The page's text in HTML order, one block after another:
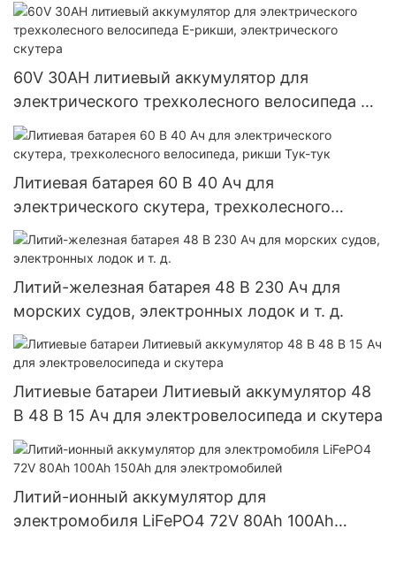
60V 30AH литиевый аккумулятор для
электрического трехколесного велосипеда E-
рикши, электрического скутера
Литиевая батарея 60 В 40 Ач для
электрического скутера, трехколесного
велосипеда, рикши Тук-тук
Литий-железная батарея 48 В 230 Ач для
морских судов, электронных лодок и т. д.
Литиевые батареи Литиевый аккумулятор 48
В 48 В 15 Ач для электровелосипеда и скутера
Литий-ионный аккумулятор для
электромобиля LiFePO4 72V 80Ah 100Ah